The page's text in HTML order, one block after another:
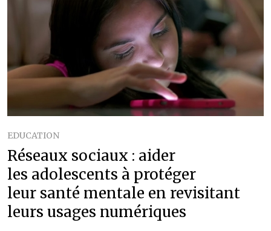
EDUCATION
Réseaux sociaux : aider
les adolescents à protéger
leur santé mentale en revisitant
leurs usages numériques